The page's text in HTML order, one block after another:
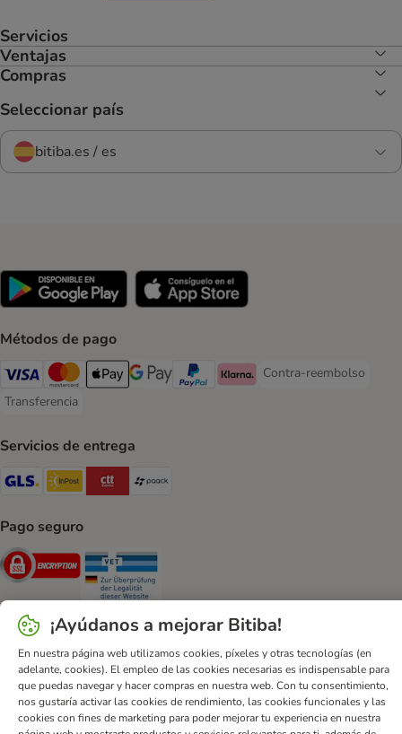
Servicios
Ventajas
Compras
Seleccionar país
bitiba.es / es
Métodos de pago
Visa Payment Method
Mastercard Payment Method
Apple Pay Payment Method
Google Pay Payment Method
PayPal Payment Method
Klarna Payment Method
Contra-reembolso
Contra-reembolso
Transferencia
Transferencia Payment Method
Servicios de entrega
GLS Shipping Method
InPost Shipping Method
CTTExpress Shipping Method
Pago seguro
Security
Ayuda Contacto Impreso DSA
Protección de datos
Condiciones comerciales generales
Declaración de accesibilidad
Newsletter
Gastos de envío y plazos de entrega
¡Ayúdanos a mejorar Bitiba!
En nuestra página web utilizamos cookies, píxeles y otras tecnologías (en
adelante, cookies). El empleo de las cookies necesarias es indispensable para
que puedas navegar y hacer compras en nuestra web. Con tu consentimiento,
nos gustaría activar las cookies de rendimiento, las cookies funcionales y las
cookies con fines de marketing para poder mejorar tu experiencia en nuestra